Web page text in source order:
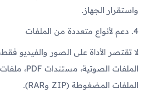
واستقرار الجهاز.
4. دعم لأنواع متعددة من الملفات
لا تقتصر الأداة على الصور والفيديو
الملفات المضغوطة (ZIP وRAR).